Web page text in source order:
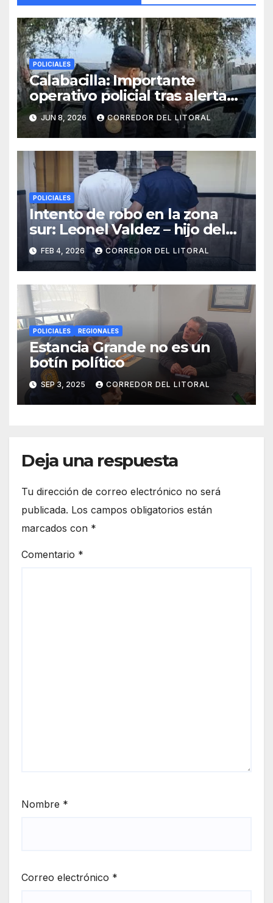
POLICIALES
Calabacilla: Importante
operativo policial tras alerta
de vecinos por movimientos
sospechosos
JUN 8, 2026 CORREDOR DEL LITORAL
POLICIALES
Intento de robo en la zona
sur: Leonel Valdez – hijo del
seudo periodista Jorge
Valdez – por el delito de
tentativa de robo
FEB 4, 2026 CORREDOR DEL LITORAL
POLICIALES REGIONALES
Estancia Grande no es un
botín político
SEP 3, 2025 CORREDOR DEL LITORAL
Deja una respuesta
Tu dirección de correo electrónico no será
publicada. Los campos obligatorios están
marcados con *
Comentario *
Nombre *
Correo electrónico *